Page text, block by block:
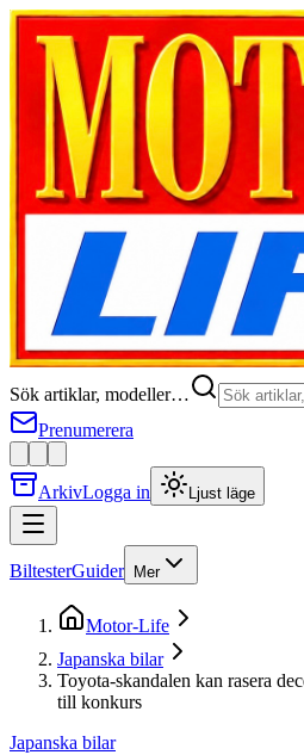
Sök artiklar, modeller…
Prenumerera
ArkivLogga in Ljust läge
BiltesterGuider Mer
Motor-Life
Japanska bilar
Toyota-skandalen kan rasera
till konkurs
Japanska bilar